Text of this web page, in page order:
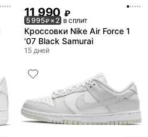
11 990 ₽
5 995₽× 2 в сплит
Кроссовки Nike Air Force 1
'07 Black Samurai
15 дней